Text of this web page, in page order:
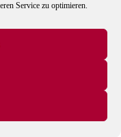
Service zu optimieren.
e.V. und in der
Booksellers (ILAB).